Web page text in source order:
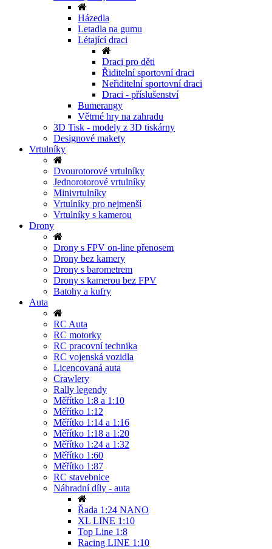
Házedla
Letadla na gumu
Létající draci
Draci pro děti
Řiditelní sportovní draci
Neřiditelní sportovní draci
Draci - příslušenství
Bumerangy
Větrné hry na zahradu
3D Tisk - modely z 3D tiskárny
Designové makety
Vrtulníky
Dvourotorové vrtulníky
Jednorotorové vrtulníky
Minivrtulníky
Vrtulníky pro nejmenší
Vrtulníky s kamerou
Drony
Drony s FPV on-line přenosem
Drony bez kamery
Drony s barometrem
Drony s kamerou bez FPV
Batohy a kufry
Auta
RC Auta
RC motorky
RC pracovní technika
RC vojenská vozidla
Licencovaná auta
Crawlery
Rally legendy
Měřítko 1:8 a 1:10
Měřítko 1:12
Měřítko 1:14 a 1:16
Měřítko 1:18 a 1:20
Měřítko 1:24 a 1:32
Měřítko 1:60
Měřítko 1:87
RC stavebnice
Náhradní díly - auta
Řada 1:24 NANO
XL LINE 1:10
Top Line 1:8
Racing LINE 1:10